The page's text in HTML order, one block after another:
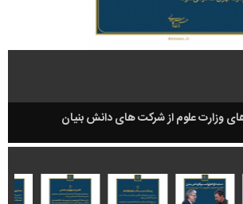
وزارت علوم از شرکت های دانش بنیان